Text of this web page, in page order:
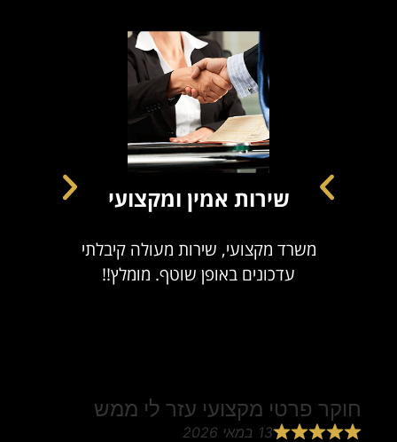
שירות אמין ומקצועי
משרד מקצועי, שירות מעולה קיבלתי
עדכונים באופן שוטף. מומלץ!!
חוקר פרטי מקצועי עזר לי ממש
13 במאי 2026